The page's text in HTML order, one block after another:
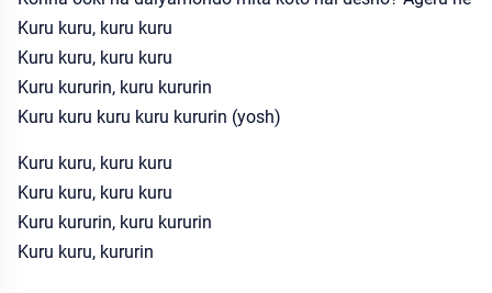
Kuru kuru, kuru kuru
Kuru kuru, kuru kuru
Kuru kururin, kuru kururin
Kuru kuru kuru kuru kururin (yosh)
Kuru kuru, kuru kuru
Kuru kuru, kuru kuru
Kuru kururin, kuru kururin
Kuru kuru, kururin